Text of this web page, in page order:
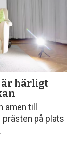
är härligt
till
prästen på plats